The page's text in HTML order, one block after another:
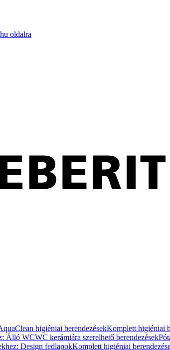
oldalra
higiéniai berendezésekKomplett higiéniai
Álló WCWC kerámiára szerelhető berendezések
Design fedlapokKomplett higiéniai